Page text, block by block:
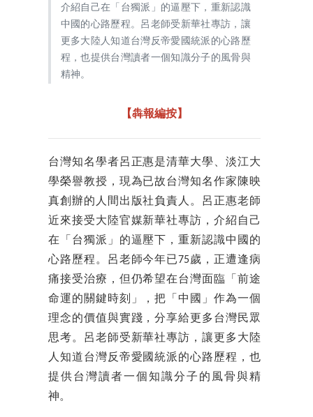
介紹自己在「台獨派」的逼壓下，重新認識
中國的心路歷程。呂老師受新華社專訪，讓
更多大陸人知道台灣反帝愛國統派的心路歷
程，也提供台灣讀者一個知識分子的風骨與
精神。
【犇報編按】
台灣知名學者呂正惠是清華大學、淡江大
學榮譽教授，現為已故台灣知名作家陳映
真創辦的人間出版社負責人。呂正惠老師
近來接受大陸官媒新華社專訪，介紹自己
在「台獨派」的逼壓下，重新認識中國的
心路歷程。呂老師今年已75歲，正遭逢病
痛接受治療，但仍希望在台灣面臨「前途
命運的關鍵時刻」，把「中國」作為一個
理念的價值與實踐，分享給更多台灣民眾
思考。呂老師受新華社專訪，讓更多大陸
人知道台灣反帝愛國統派的心路歷程，也
提供台灣讀者一個知識分子的風骨與精
神。